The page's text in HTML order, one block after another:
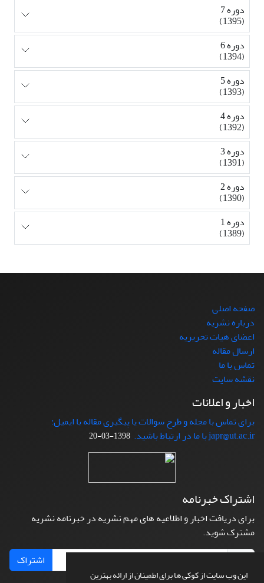
این وب سایت از کوکی ها برای اطمینان از ارائه بهترین
دوره 7
(1395)
دوره 6
(1394)
دوره 5
(1393)
دوره 4
(1392)
دوره 3
(1391)
دوره 2
(1390)
دوره 1
(1389)
صفحه اصلی
درباره نشریه
اعضای هیات تحریریه
ارسال مقاله
تماس با ما
نقشه سایت
اخبار و اعلانات
برای تماس با مجله و طرح سوالات یا پیگیری مقاله با ایمیل:
japr@ut.ac.ir با ما در ارتباط باشید.
1398-03-20
اشتراک خبرنامه
برای دریافت اخبار و اطلاعیه های مهم نشریه در خبرنامه نشریه
مشترک شوید.
اشتراک